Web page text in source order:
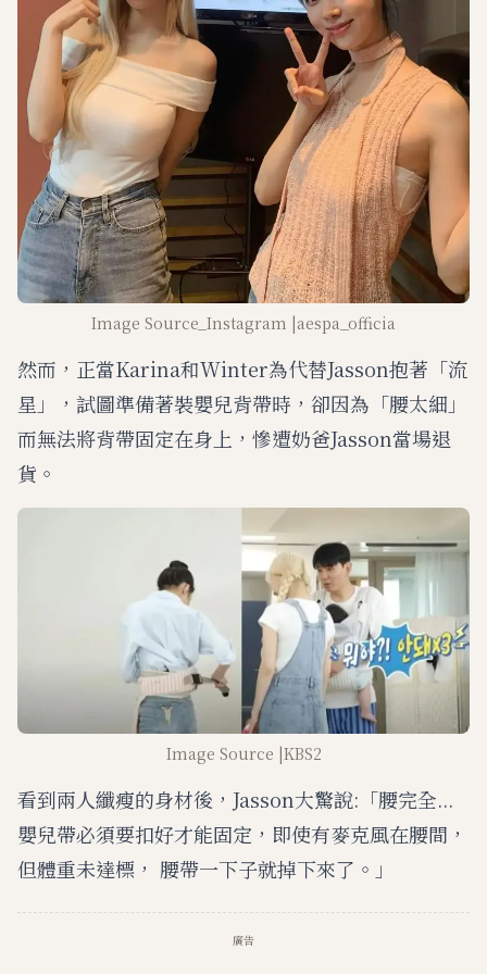
Image Source_Instagram |aespa_officia
然而，正當Karina和Winter為代替Jasson抱著「流
星」，試圖準備著裝嬰兒背帶時，卻因為「腰太細」
而無法將背帶固定在身上，慘遭奶爸Jasson當場退
貨。
Image Source |KBS2
看到兩人纖瘦的身材後，Jasson大驚說:「腰完全...
嬰兒帶必須要扣好才能固定，即使有麥克風在腰間，
但體重未達標， 腰帶一下子就掉下來了。」
廣告